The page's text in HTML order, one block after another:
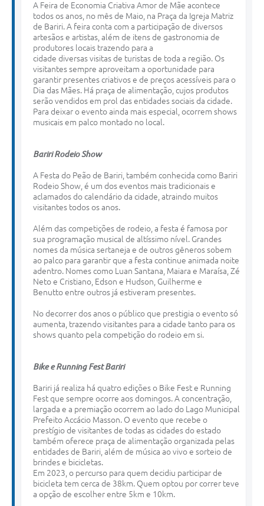
A Feira de Economia Criativa Amor de Mãe acontece
todos os anos, no mês de Maio, na Praça da Igreja Matriz
de Bariri. A feira conta com a participação de diversos
artesãos e artistas, além de itens de gastronomia de
produtores locais trazendo para a
cidade diversas visitas de turistas de toda a região. Os
visitantes sempre aproveitam a oportunidade para
garantir presentes criativos e de preços acessíveis para o
Dia das Mães. Há praça de alimentação, cujos produtos
serão vendidos em prol das entidades sociais da cidade.
Para deixar o evento ainda mais especial, ocorrem shows
musicais em palco montado no local.
Bariri RodeioShow
A Festa do Peão de Bariri, também conhecida como Bariri
Rodeio Show, é um dos eventos mais tradicionais e
aclamados do calendário da cidade, atraindo muitos
visitantes todos os anos.
Além das competições de rodeio, a festa é famosa por
sua programação musical de altíssimo nível. Grandes
nomes da música sertaneja e de outros gêneros sobem
ao palco para garantir que a festa continue animada noite
adentro. Nomes como Luan Santana, Maiara e Maraísa, Zé
Neto e Cristiano, Edson e Hudson, Guilherme e
Benutto entre outros já estiveram presentes.
No decorrer dos anos o público que prestigia o evento só
aumenta, trazendo visitantes para a cidade tanto para os
shows quanto pela competição do rodeio em si.
Bike e Running FestBariri
Bariri já realiza há quatro edições o Bike Fest e Running
Fest que sempre ocorre aos domingos. A concentração,
largada e a premiação ocorrem ao lado do Lago Municipal
Prefeito Accácio Masson. O evento que recebe o
prestígio de visitantes de todas as cidades do estado
também oferece praça de alimentação organizada pelas
entidades de Bariri, além de música ao vivo e sorteio de
brindes e bicicletas.
Em 2023, o percurso para quem decidiu participar de
bicicleta tem cerca de 38km. Quem optou por correr teve
a opção de escolher entre 5km e 10km.